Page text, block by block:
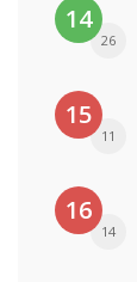
14
26
15
11
16
14